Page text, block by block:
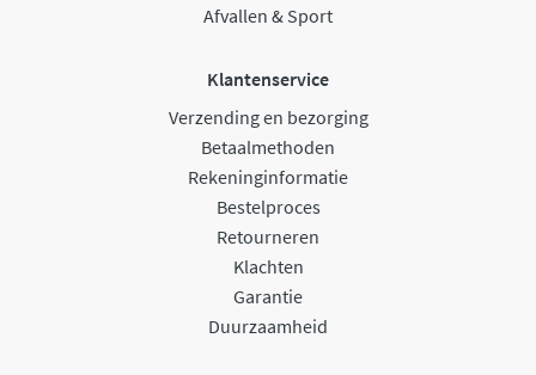
Afvallen & Sport
Klantenservice
Verzending en bezorging
Betaalmethoden
Rekeninginformatie
Bestelproces
Retourneren
Klachten
Garantie
Duurzaamheid